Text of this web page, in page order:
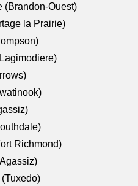
(Brandon-Ouest)
la Prairie)
Richmond)